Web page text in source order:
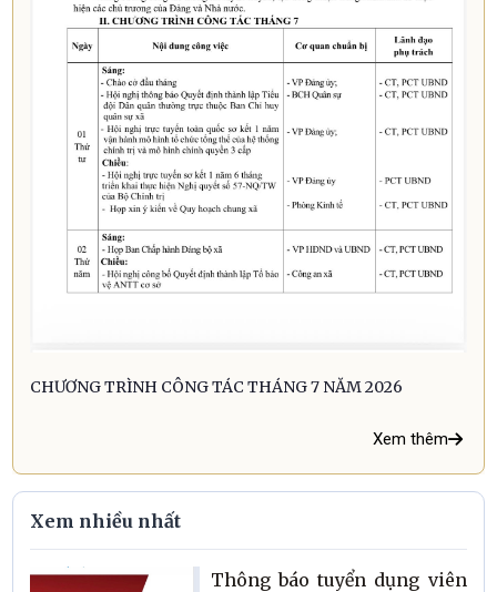
CHƯƠNG TRÌNH CÔNG TÁC THÁNG 7 NĂM 2026
Xem thêm
Xem nhiều nhất
Thông báo tuyển dụng viên